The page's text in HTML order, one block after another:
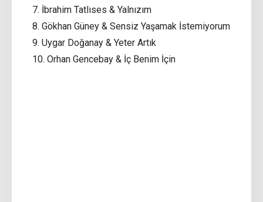
7. İbrahim Tatlıses & Yalnızım
8. Gökhan Güney & Sensiz Yaşamak İstemiyorum
9. Uygar Doğanay & Yeter Artık
10. Orhan Gencebay & İç Benim İçin